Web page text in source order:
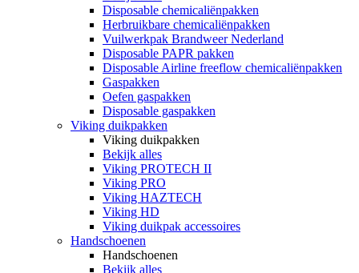
Disposable chemicaliënpakken
Herbruikbare chemicaliënpakken
Vuilwerkpak Brandweer Nederland
Disposable PAPR pakken
Disposable Airline freeflow chemicaliënpakken
Gaspakken
Oefen gaspakken
Disposable gaspakken
Viking duikpakken
Viking duikpakken
Bekijk alles
Viking PROTECH II
Viking PRO
Viking HAZTECH
Viking HD
Viking duikpak accessoires
Handschoenen
Handschoenen
Bekijk alles